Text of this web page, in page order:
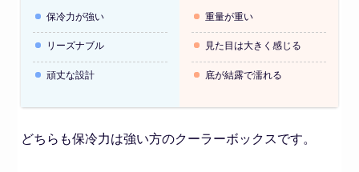
保冷力が強い
リーズナブル
頑丈な設計
重量が重い
見た目は大きく感じる
底が結露で濡れる
どちらも保冷力は強い方のクーラーボックスです。